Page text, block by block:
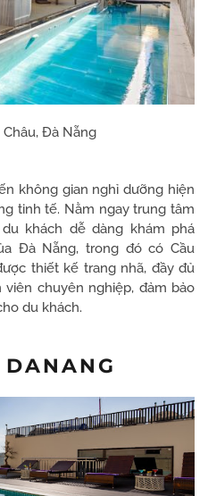
Châu, Đà Nẵng
không gian nghỉ dưỡng hiện
tinh tế. Nằm ngay trung tâm
khách dễ dàng khám phá
Đà Nẵng, trong đó có Cầu
thiết kế trang nhã, đầy đủ
chuyên nghiệp, đảm bảo
du khách.